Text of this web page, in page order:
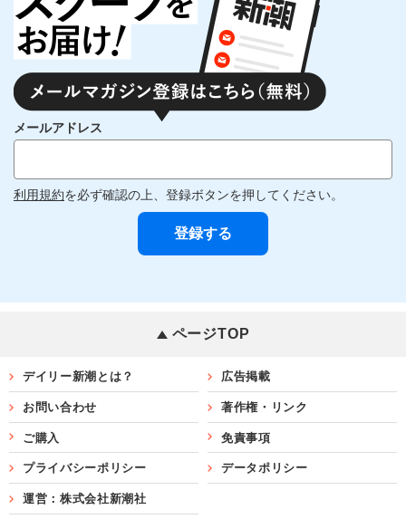
メールアドレス
利用規約を必ず確認の上、登録ボタンを押してください。
ページTOP
デイリー新潮とは？ 広告掲載
お問い合わせ 著作権・リンク
ご購入 免責事項
プライバシーポリシー データポリシー
運営：株式会社新潮社